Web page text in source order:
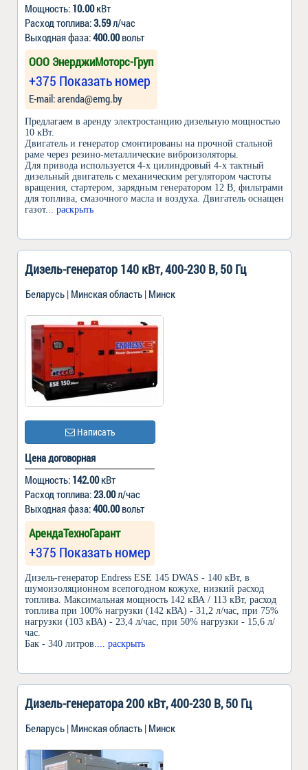
Мощность: 10.00кВт
Расход топлива:3.59л/час
Выходная фаза:400.00вольт
ООО ЭнерджиМоторс-Груп
+375 Показать номер
Е-mail: arenda@emg.by
Предлагаем в аренду электростанцию дизельную мощностью
10 кВт.
Двигатель и генератор смонтированы на прочной стальной
раме через резино-металлические виброизоляторы.
Для привода используется 4-х цилиндровый 4-х тактный
дизельный двигатель c механическим регулятором частоты
вращения, стартером, зарядным генератором 12 В, фильтрами
для топлива, смазочного масла и воздуха. Двигатель оснащен
газот... раскрыть
Дизель-генератор 140 кВт, 400-230 В, 50 Гц
Беларусь | Минская область | Минск
Написать
Цена договорная
Мощность: 142.00кВт
Расход топлива:23.00л/час
Выходная фаза:400.00вольт
АрендаТехноГарант
+375 Показать номер
Дизель-генератор Endress ESE 145 DWAS - 140 кВт, в
шумоизоляционном всепогодном кожухе, низкий расход
топлива. Максимальная мощность 142 кВА / 113 кВт, расход
топлива при 100% нагрузки (142 кВА) - 31,2 л/час, при 75%
нагрузки (103 кВА) - 23,4 л/час, при 50% нагрузки - 15,6 л/
час.
Бак - 340 литров.
... раскрыть
Дизель-генератора 200 кВт, 400-230 В, 50 Гц
Беларусь | Минская область | Минск